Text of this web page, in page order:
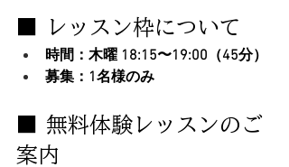
■ レッスン枠について
時間：木曜 18:15〜19:00（45分）
募集：1名様のみ
■ 無料体験レッスンのご
案内